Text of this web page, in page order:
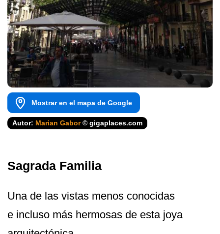
Mostrar en el mapa de Google
Autor: Marian Gabor© gigaplaces.com
Sagrada Familia
Una de las vistas menos conocidas
e incluso más hermosas de esta joya